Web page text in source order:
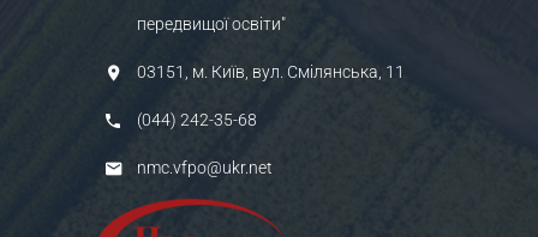
передвищої освіти"
03151, м. Київ, вул. Смілянська, 11
(044) 242-35-68
nmc.vfpo@ukr.net